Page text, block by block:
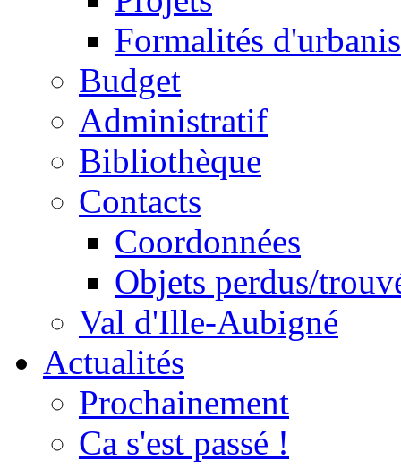
Formalités
Budget
Administratif
Bibliothèque
Contacts
Coordonnées
Objets perdus/
Val d'Ille-Aubigné
Actualités
Prochainement
Ca s'est passé !